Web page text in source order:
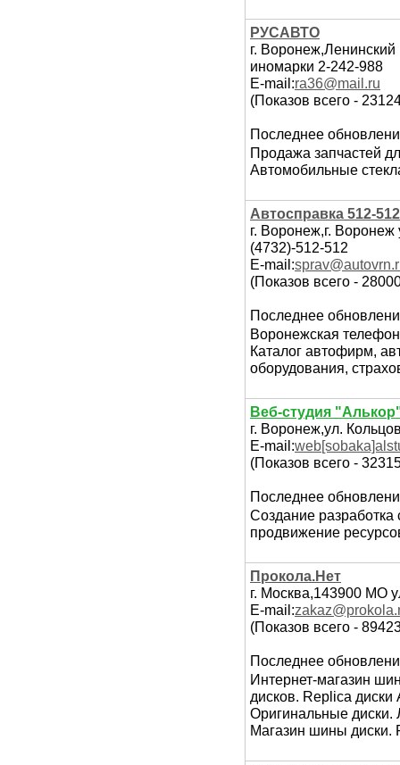
РУСАВТО
г.
иномарки 2-242-988
E-mail:ra36@mail.ru
(Показов всего -
Последнее
Продажа запчастей
Автомобильные
Автосправка 512-
г. Воронеж,г.
(4732)-512-512
E-mail:
(Показов всего -
Последнее
Воронежская
Каталог автофирм,
оборудования,
Веб-студия
г. Воронеж,ул.
E-mail:
(Показов всего -
Последнее
Создание разработка
продвижение
Прокола.Нет
г. Москва,143900 МО
E-mail:
(Показов всего -
Последнее
Интернет-магазин
дисков. Replica
Оригинальные диски.
Магазин шины диски.